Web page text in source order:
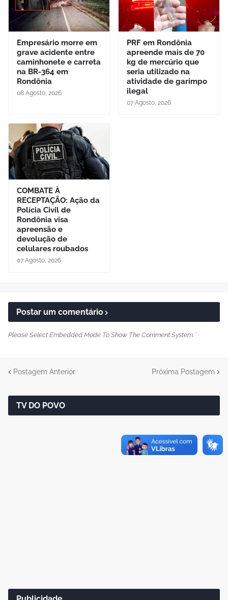
Empresário morre em
grave acidente entre
caminhonete e carreta
na BR-364 em
Rondônia
08 Agosto, 2026
PRF em Rondônia
apreende mais de 70
kg de mercúrio que
seria utilizado na
atividade de garimpo
ilegal
07 Agosto, 2026
COMBATE À
RECEPTAÇÃO: Ação da
Polícia Civil de
Rondônia visa
apreensão e
devolução de
celulares roubados
07 Agosto, 2026
Postar um comentário
Please Select Embedded Mode To Show The Comment System. *
Postagem Anterior Próxima Postagem
TV DO POVO